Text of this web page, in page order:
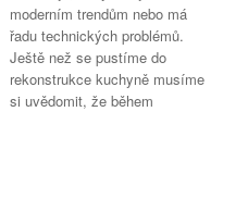
moderním trendům nebo má
řadu technických problémů.
Ještě než se pustíme do
rekonstrukce kuchyně musíme
si uvědomit, že během